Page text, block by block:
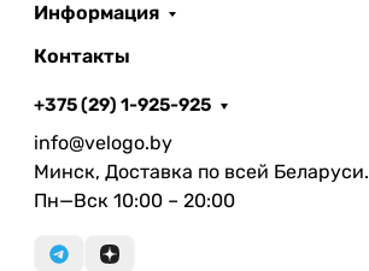
Информация
Контакты
+375 (29) 1-925-925
info@velogo.by
Минск, Доставка по всей Беларуси.
Пн—Вск 10:00 – 20:00